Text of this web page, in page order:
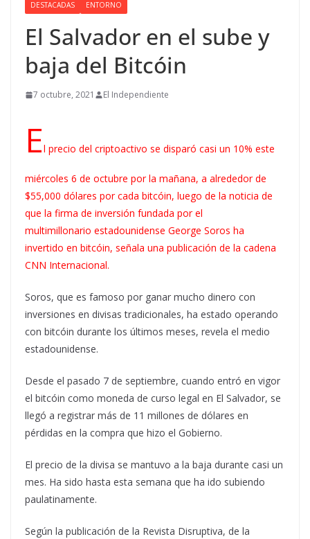
DESTACADAS ENTORNO
El Salvador en el sube y
baja del Bitcóin
7 octubre, 2021 El Independiente
El precio del criptoactivo se disparó casi un 10% este
miércoles 6 de octubre por la mañana, a alrededor de
$55,000 dólares por cada bitcóin, luego de la noticia de
que la firma de inversión fundada por el
multimillonario estadounidense George Soros ha
invertido en bitcóin, señala una publicación de la cadena
CNN Internacional.
Soros, que es famoso por ganar mucho dinero con
inversiones en divisas tradicionales, ha estado operando
con bitcóin durante los últimos meses, revela el medio
estadounidense.
Desde el pasado 7 de septiembre, cuando entró en vigor
el bitcóin como moneda de curso legal en El Salvador, se
llegó a registrar más de 11 millones de dólares en
pérdidas en la compra que hizo el Gobierno.
El precio de la divisa se mantuvo a la baja durante casi un
mes. Ha sido hasta esta semana que ha ido subiendo
paulatinamente.
Según la publicación de la Revista Disruptiva, de la